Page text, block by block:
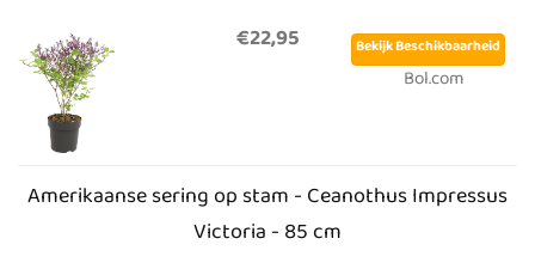
€22,95
Bekijk Beschikbaarheid
Bol.com
Amerikaanse sering op stam - Ceanothus Impressus
Victoria - 85 cm